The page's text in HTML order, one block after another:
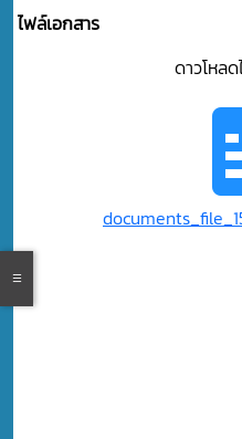
ไฟล์เอกสาร
ดาวโหล